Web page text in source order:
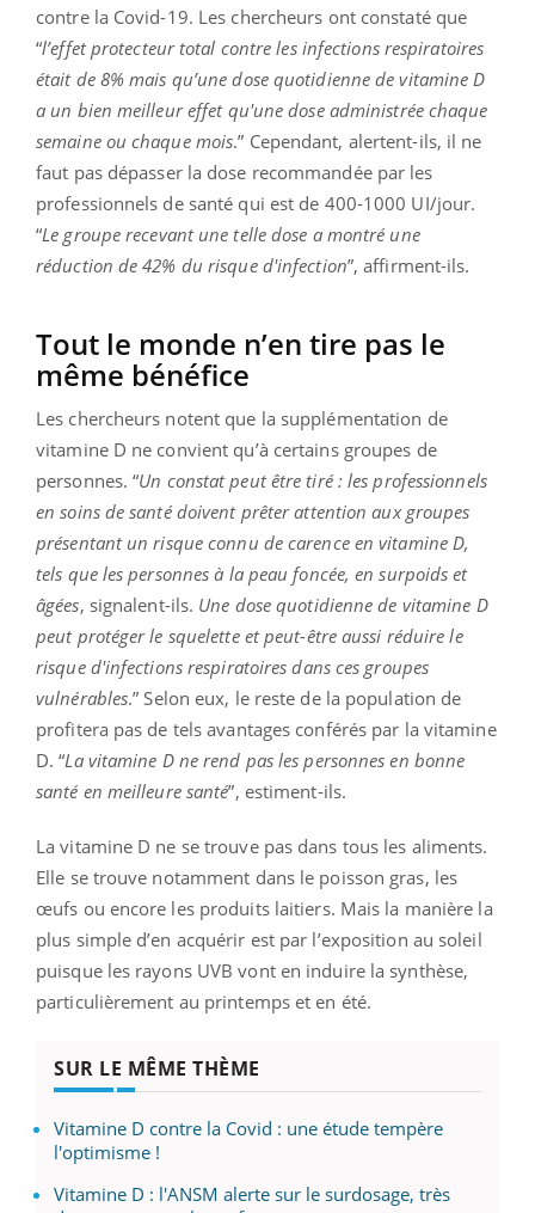
contre la Covid-19. Les chercheurs ont constaté que
“l’effet protecteur total contre les infections respiratoires
était de 8% mais qu’une dose quotidienne de vitamine D
a un bien meilleur effet qu'une dose administrée chaque
semaine ou chaque mois.” Cependant, alertent-ils, il ne
faut pas dépasser la dose recommandée par les
professionnels de santé qui est de 400-1000 UI/jour.
“Le groupe recevant une telle dose a montré une
réduction de 42% du risque d'infection”, affirment-ils.
Tout le monde n’en tire pas le
même bénéfice
Les chercheurs notent que la supplémentation de
vitamine D ne convient qu’à certains groupes de
personnes. “Un constat peut être tiré : les professionnels
en soins de santé doivent prêter attention aux groupes
présentant un risque connu de carence en vitamine D,
tels que les personnes à la peau foncée, en surpoids et
âgées, signalent-ils. Une dose quotidienne de vitamine D
peut protéger le squelette et peut-être aussi réduire le
risque d'infections respiratoires dans ces groupes
vulnérables.” Selon eux, le reste de la population de
profitera pas de tels avantages conférés par la vitamine
D. “La vitamine D ne rend pas les personnes en bonne
santé en meilleure santé”, estiment-ils.
La vitamine D ne se trouve pas dans tous les aliments.
Elle se trouve notamment dans le poisson gras, les
œufs ou encore les produits laitiers. Mais la manière la
plus simple d’en acquérir est par l’exposition au soleil
puisque les rayons UVB vont en induire la synthèse,
particulièrement au printemps et en été.
SUR LE MÊME THÈME
Vitamine D contre la Covid : une étude tempère
l'optimisme !
Vitamine D : l'ANSM alerte sur le surdosage, très